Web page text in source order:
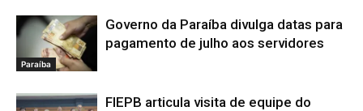
Paraíba
Governo da Paraíba divulga datas para
pagamento de julho aos servidores
FIEPB articula visita de equipe do